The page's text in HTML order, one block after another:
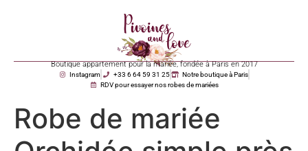
Boutique appartement pour la mariée, fondée à Paris en 2017
Instagram +33 6 64 59 31 25
Notre boutique à Paris
RDV pour essayer nos robes de mariées
Robe de mariée